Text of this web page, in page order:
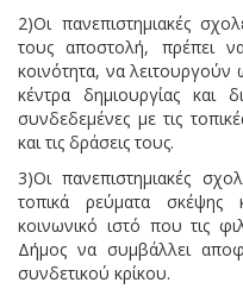
2)Οι πανεπιστημιακές
τους αποστολή, πρέπει
κοινότητα, να λειτουργούν
κέντρα δημιουργίας και
συνδεδεμένες με τις
και τις δράσεις τους.
3)Οι πανεπιστημιακές
τοπικά ρεύματα
κοινωνικό ιστό που τις
Δήμος να συμβάλλει
συνδετικού κρίκου.